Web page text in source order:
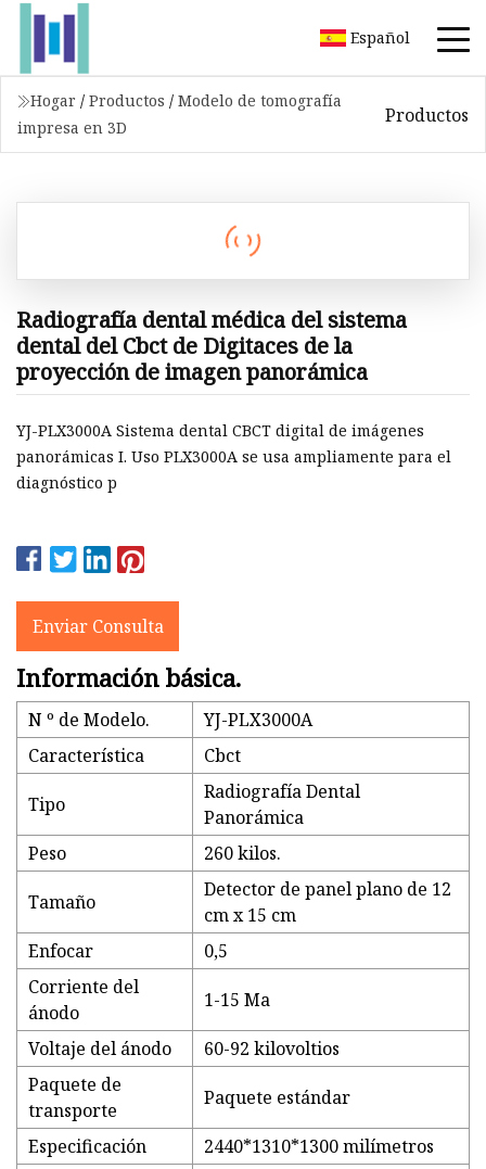
Español
Hogar / Productos / Modelo de tomografía
impresa en 3D
Productos
Radiografía dental médica del sistema
dental del Cbct de Digitaces de la
proyección de imagen panorámica
YJ-PLX3000A Sistema dental CBCT digital de imágenes
panorámicas I. Uso PLX3000A se usa ampliamente para el
diagnóstico p
Enviar Consulta
Información básica.
N º de Modelo.
YJ-PLX3000A
Característica
Cbct
Tipo
Radiografía Dental
Panorámica
Peso
260 kilos.
Tamaño
Detector de panel plano de 12
cm x 15 cm
Enfocar
0,5
Corriente del
ánodo
1-15 Ma
Voltaje del ánodo
60-92 kilovoltios
Paquete de
transporte
Paquete estándar
Especificación
2440*1310*1300 milímetros